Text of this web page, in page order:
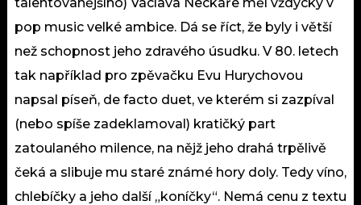
pop music velké ambice. Dá se říct, že byly i větší
než schopnost jeho zdravého úsudku. V 80. letech
tak například pro zpěvačku Evu Hurychovou
napsal píseň, de facto duet, ve kterém si zazpíval
(nebo spíše zadeklamoval) kratičký part
zatoulaného milence, na nějž jeho drahá trpělivě
čeká a slibuje mu staré známé hory doly. Tedy víno,
chlebíčky a jeho další „koníčky“. Nemá cenu z textu